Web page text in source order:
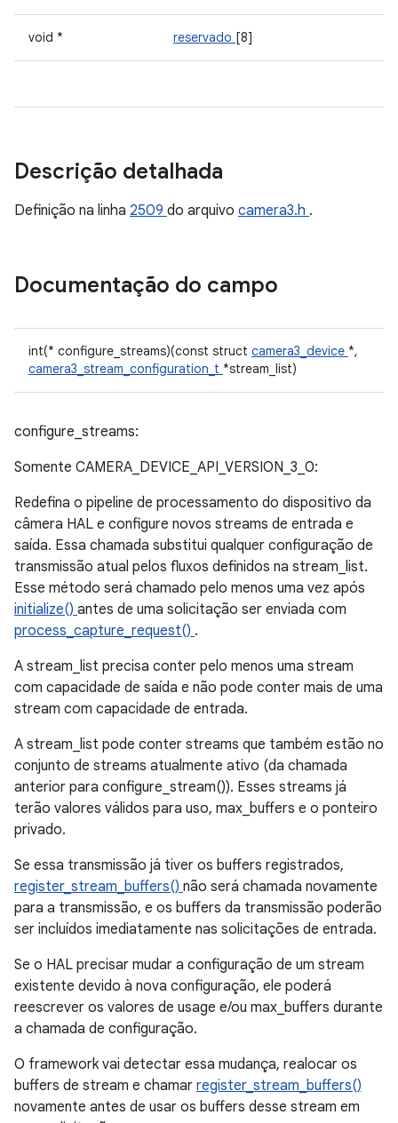
void * reservado [8]
Descrição detalhada
Definição na linha 2509 do arquivo camera3.h .
Documentação do campo
int(* configure_streams)(const struct camera3_device *,
camera3_stream_configuration_t *stream_list)
configure_streams:
Somente CAMERA_DEVICE_API_VERSION_3_0:
Redefina o pipeline de processamento do dispositivo da
câmera HAL e configure novos streams de entrada e
saída. Essa chamada substitui qualquer configuração de
transmissão atual pelos fluxos definidos na stream_list.
Esse método será chamado pelo menos uma vez após
initialize() antes de uma solicitação ser enviada com
process_capture_request() .
A stream_list precisa conter pelo menos uma stream
com capacidade de saída e não pode conter mais de uma
stream com capacidade de entrada.
A stream_list pode conter streams que também estão no
conjunto de streams atualmente ativo (da chamada
anterior para configure_stream()). Esses streams já
terão valores válidos para uso, max_buffers e o ponteiro
privado.
Se essa transmissão já tiver os buffers registrados,
register_stream_buffers() não será chamada novamente
para a transmissão, e os buffers da transmissão poderão
ser incluídos imediatamente nas solicitações de entrada.
Se o HAL precisar mudar a configuração de um stream
existente devido à nova configuração, ele poderá
reescrever os valores de usage e/ou max_buffers durante
a chamada de configuração.
O framework vai detectar essa mudança, realocar os
buffers de stream e chamar register_stream_buffers()
novamente antes de usar os buffers desse stream em